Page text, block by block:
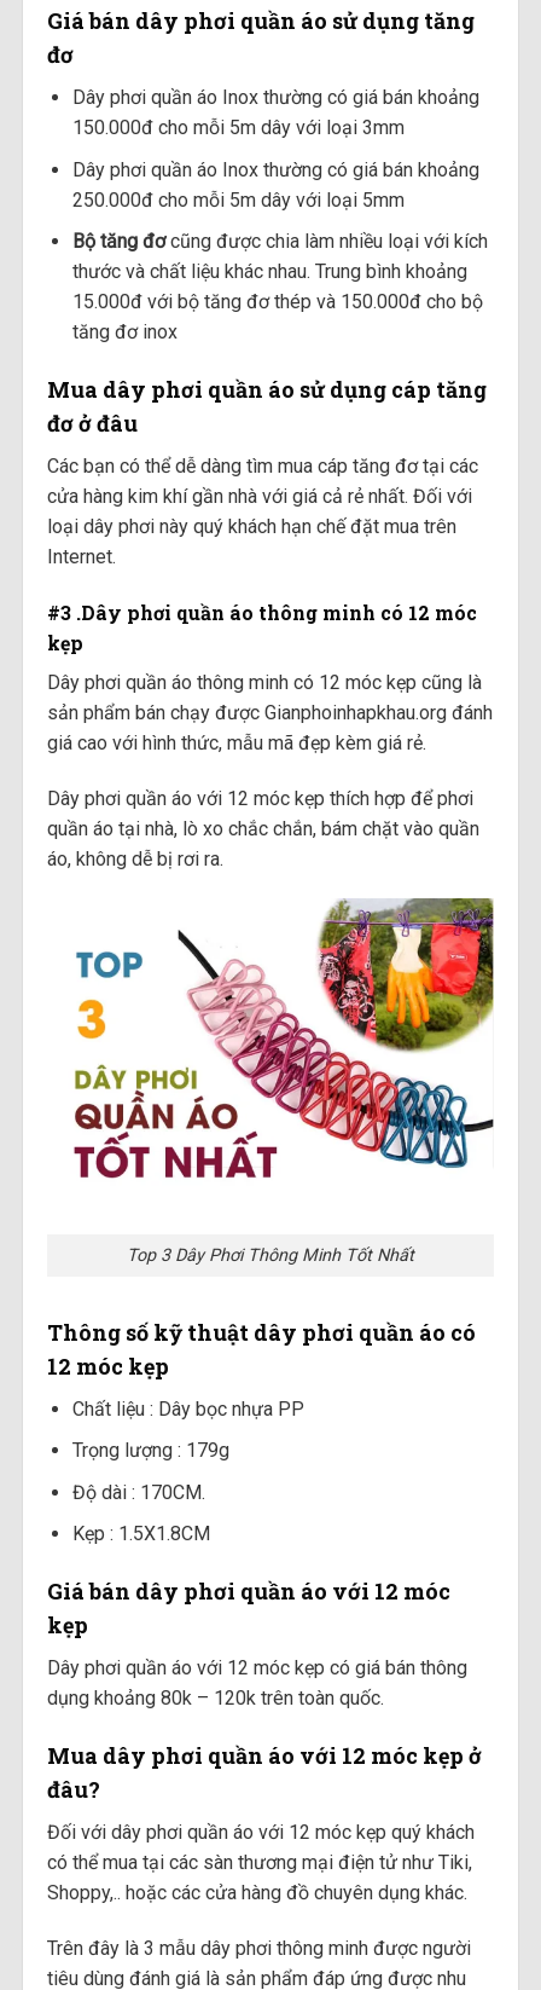
Giá bán dây phơi quần áo sử dụng tăng
đơ
Dây phơi quần áo Inox thường có giá bán khoảng
150.000đ cho mỗi 5m dây với loại 3mm
Dây phơi quần áo Inox thường có giá bán khoảng
250.000đ cho mỗi 5m dây với loại 5mm
Bộ tăng đơcũng được chia làm nhiều loại với kích
thước và chất liệu khác nhau. Trung bình khoảng
15.000đ với bộ tăng đơ thép và 150.000đ cho bộ
tăng đơ inox
Mua dây phơi quần áo sử dụng cáp tăng
đơ ở đâu
Các bạn có thể dễ dàng tìm mua cáp tăng đơ tại các
cửa hàng kim khí gần nhà với giá cả rẻ nhất. Đối với
loại dây phơi này quý khách hạn chế đặt mua trên
Internet.
#3 .Dây phơi quần áo thông minh có 12 móc
kẹp
Dây phơi quần áo thông minh có 12 móc kẹp cũng là
sản phẩm bán chạy được Gianphoinhapkhau.org đánh
giá cao với hình thức, mẫu mã đẹp kèm giá rẻ.
Dây phơi quần áo với 12 móc kẹp thích hợp để phơi
quần áo tại nhà, lò xo chắc chắn, bám chặt vào quần
áo, không dễ bị rơi ra.
Top 3 Dây Phơi Thông Minh Tốt Nhất
Thông số kỹ thuật dây phơi quần áo có
12 móc kẹp
Chất liệu : Dây bọc nhựa PP
Trọng lượng : 179g
Độ dài : 170CM.
Kẹp : 1.5X1.8CM
Giá bán dây phơi quần áo với 12 móc
kẹp
Dây phơi quần áo với 12 móc kẹp có giá bán thông
dụng khoảng 80k – 120k trên toàn quốc.
Mua dây phơi quần áo với 12 móc kẹp ở
đâu?
Đối với dây phơi quần áo với 12 móc kẹp quý khách
có thể mua tại các sàn thương mại điện tử như Tiki,
Shoppy,.. hoặc các cửa hàng đồ chuyên dụng khác.
Trên đây là 3 mẫu dây phơi thông minh được người
tiêu dùng đánh giá là sản phẩm đáp ứng được nhu